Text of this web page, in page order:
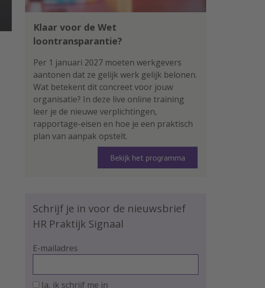
Klaar voor de Wet
loontransparantie?
Per 1 januari 2027 moeten werkgevers
aantonen dat ze gelijk werk gelijk belonen.
Wat betekent dit concreet voor jouw
organisatie? In deze live online training
leer je de nieuwe verplichtingen,
rapportage-eisen en hoe je een praktisch
plan van aanpak opstelt.
Bekijk het programma
Schrijf je in voor de nieuwsbrief
HR Praktijk Signaal
E-mailadres
Ja, ik schrijf me in